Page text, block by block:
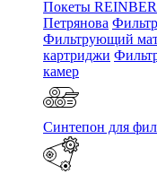
Покеты
Петрянова
Фильтрующий
картриджи
камер
Синтепон для